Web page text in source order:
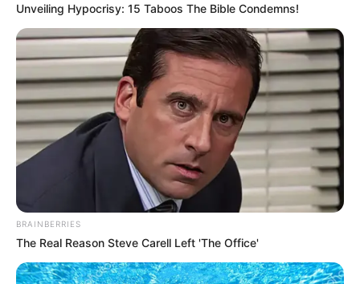
Unveiling Hypocrisy: 15 Taboos The Bible Condemns!
BRAINBERRIES
The Real Reason Steve Carell Left 'The Office'